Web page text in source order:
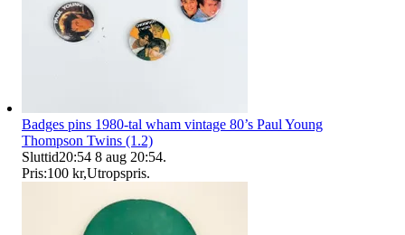
Badges pins 1980-tal wham vintage 80’s Paul Young
Thompson Twins (1.2)
Sluttid20:54 8 aug 20:54.
Pris:100 kr,Utropspris.